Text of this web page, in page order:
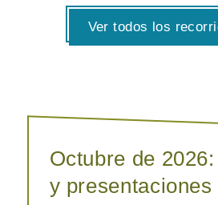
Ver todos los
Octubre de
y presentaciones